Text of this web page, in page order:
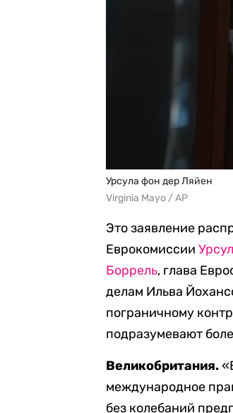
Урсула фон дер Ляйен
Virginia Mayo / AP
Это заявление
Еврокомиссии
Боррель, глава
делам Ильва
пограничному
подразумевают
Великобритания.
международное
без колебаний